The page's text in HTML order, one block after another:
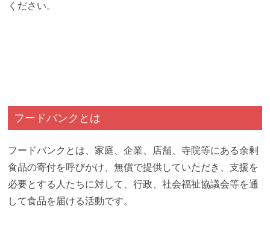
ください。
フードバンクとは
フードバンクとは、家庭、企業、店舗、寺院等にある余剰
食品の寄付を呼びかけ、無償で提供していただき、支援を
必要とする人たちに対して、行政、社会福祉協議会等を通
して食品を届ける活動です。